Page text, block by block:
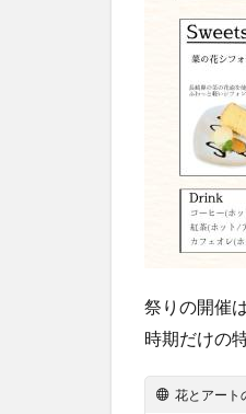
祭りの開催
時期だけの
花とアート